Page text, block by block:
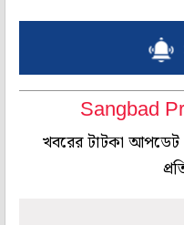
Sangbad
খবরের টাটকা